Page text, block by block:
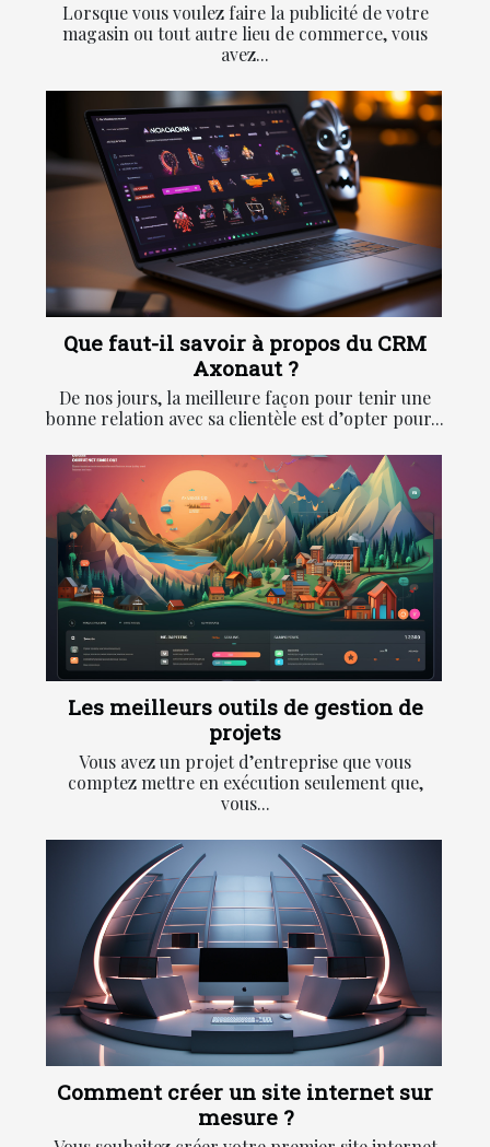
Lorsque vous voulez faire la publicité de votre
magasin ou tout autre lieu de commerce, vous
avez...
Que faut-il savoir à propos du CRM
Axonaut ?
De nos jours, la meilleure façon pour tenir une
bonne relation avec sa clientèle est d’opter pour...
Les meilleurs outils de gestion de
projets
Vous avez un projet d’entreprise que vous
comptez mettre en exécution seulement que,
vous...
Comment créer un site internet sur
mesure ?